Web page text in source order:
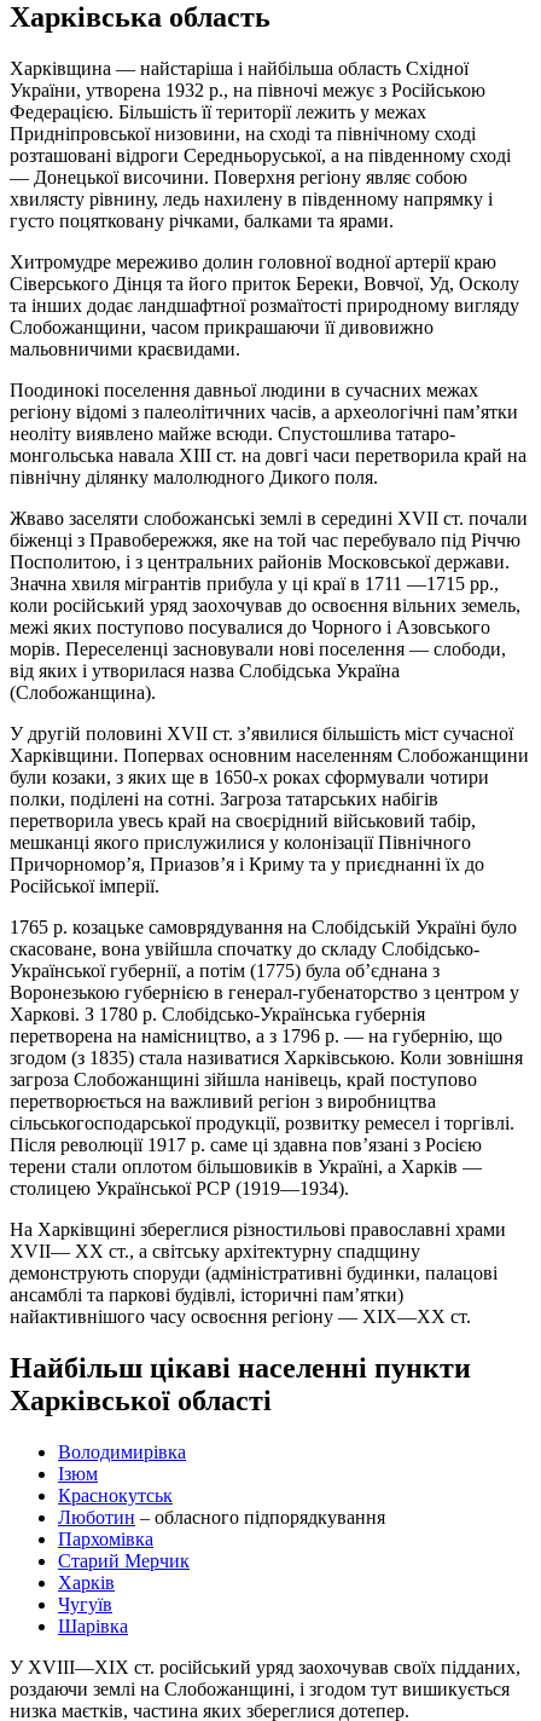
Харківська область
Харківщина — найстаріша і найбільша область Східної
України, утворена 1932 р., на півночі межує з Російською
Федерацією. Більшість її території лежить у межах
Придніпровської низовини, на сході та північному сході
розташовані відроги Середньоруської, а на південному сході
— Донецької височини. Поверхня регіону являє собою
хвилясту рівнину, ледь нахилену в південному напрямку і
густо поцятковану річками, балками та ярами.
Хитромудре мереживо долин головної водної артерії краю
Сіверського Дінця та його приток Береки, Вовчої, Уд, Осколу
та інших додає ландшафтної розмаїтості природному вигляду
Слобожанщини, часом прикрашаючи її дивовижно
мальовничими краєвидами.
Поодинокі поселення давньої людини в сучасних межах
регіону відомі з палеолітичних часів, а археологічні пам’ятки
неоліту виявлено майже всюди. Спустошлива татаро-
монгольська навала XIII ст. на довгі часи перетворила край на
північну ділянку малолюдного Дикого поля.
Жваво заселяти слобожанські землі в середині XVII ст. почали
біженці з Правобережжя, яке на той час перебувало під Річчю
Посполитою, і з центральних районів Московської держави.
Значна хвиля мігрантів прибула у ці краї в 1711 —1715 pp.,
коли російський уряд заохочував до освоєння вільних земель,
межі яких поступово посувалися до Чорного і Азовського
морів. Переселенці засновували нові поселення — слободи,
від яких і утворилася назва Слобідська Україна
(Слобожанщина).
У другій половині XVII ст. з’явилися більшість міст сучасної
Харківщини. Попервах основним населенням Слобожанщини
були козаки, з яких ще в 1650-х роках сформували чотири
полки, поділені на сотні. Загроза татарських набігів
перетворила увесь край на своєрідний військовий табір,
мешканці якого прислужилися у колонізації Північного
Причорномор’я, Приазов’я і Криму та у приєднанні їх до
Російської імперії.
1765 р. козацьке самоврядування на Слобідській Україні було
скасоване, вона увійшла спочатку до складу Слобідсько-
Української губернії, а потім (1775) була об’єднана з
Воронезькою губернією в генерал-губенаторство з центром у
Харкові. З 1780 р. Слобідсько-Українська губернія
перетворена на намісництво, а з 1796 р. — на губернію, що
згодом (з 1835) стала називатися Харківською. Коли зовнішня
загроза Слобожанщині зійшла нанівець, край поступово
перетворюється на важливий регіон з виробництва
сільськогосподарської продукції, розвитку ремесел і торгівлі.
Після революції 1917 р. саме ці здавна пов’язані з Росією
терени стали оплотом більшовиків в Україні, а Харків —
столицею Української РСР (1919—1934).
На Харківщині збереглися різностильові православні храми
XVII— XX ст., а світську архітектурну спадщину
демонструють споруди (адміністративні будинки, палацові
ансамблі та паркові будівлі, історичні пам’ятки)
найактивнішого часу освоєння регіону — XIX—XX ст.
Найбільш цікаві населенні пункти
Харківської області
Володимирівка
Ізюм
Краснокутськ
Люботин – обласного підпорядкування
Пархомівка
Старий Мерчик
Харків
Чугуїв
Шарівка
У XVIII—XIX ст. російський уряд заохочував своїх підданих,
роздаючи землі на Слобожанщині, і згодом тут вишикується
низка маєтків, частина яких збереглися дотепер.